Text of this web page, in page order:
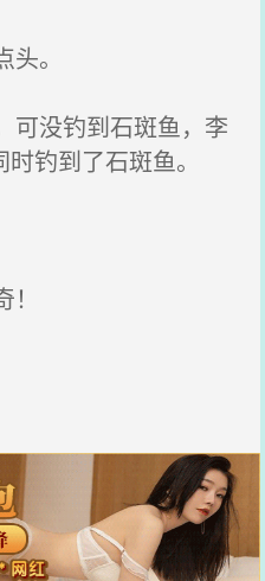
。
没钓到石斑鱼，李
钓到了石斑鱼。